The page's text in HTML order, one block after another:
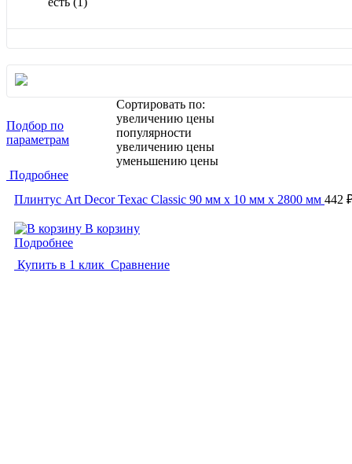
Подбор по
параметрам
Сортировать по:
увеличению цены
популярности
увеличению цены
уменьшению цены
Подробнее
Плинтус Art Decor Техас Classic 90 мм х 10 мм х 2800 мм 442
В корзину
Подробнее
Купить в 1 клик Сравнение